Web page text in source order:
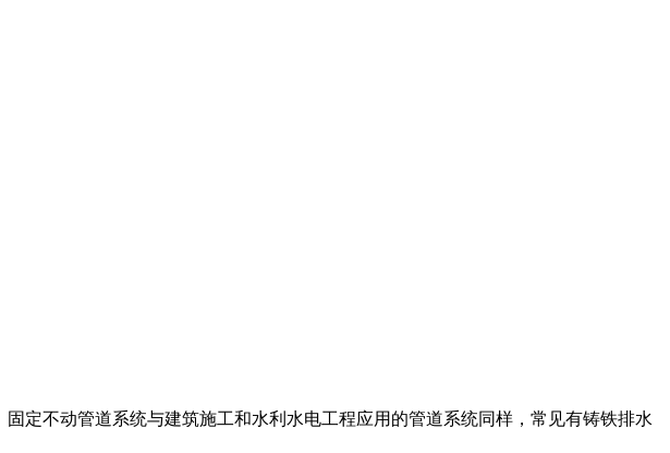
不动管道系统与建筑施工和水利水电工程应用的管道系统同样，常见有铸铁排水